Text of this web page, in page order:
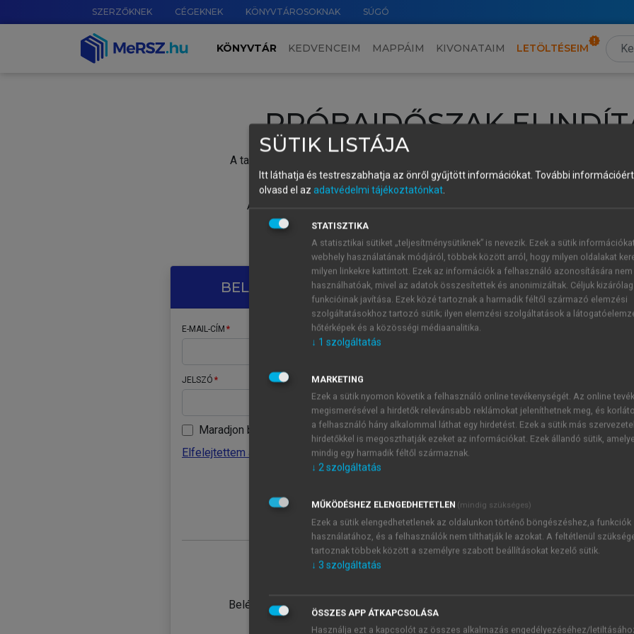
SZERZŐKNEK CÉGEKNEK KÖNYVTÁROSOKNAK SÚGÓ
KÖNYVTÁR KEDVENCEIM MAPPÁIM KIVONATAIM LETÖLTÉSEIM
PRÓBAIDŐSZAK
A tartalom megtekintéséhez lépj be a saját fiókoddal, iskolai azonosítóddal vagy
Új felhasználóként1 óra díjmentes hozzáférésrevagy
A próbaidőszak elindításához,
vagy hozz
A regisztráció után a
BELÉPÉS SAJÁT FIÓKKAL
E-MAIL-CÍM
JELSZÓ
Maradjon belépve
Elfelejtettem a jelszavamat
Belépés intézményi azonosítóval
ÚJ FIÓK
1 óra
JELSZÓ
Kérek értesítést a MeRSZ
Kérek értesítést az
SÜTIK LISTÁJA
Itt láthatja és testreszabhatja az önről gyűjtött információkat. További
olvasd el az adatvédelmi tájékoztatónkat.
STATISZTIKA
A statisztikai sütiket „teljesítménysütiknek” is nevezik. Ezek a sütik
webhely használatának módjáról, többek között arról, hogy milyen oldalakat
milyen linkekre kattintott. Ezek az információk a felhasználó azonosítására nem
használhatóak, mivel az adatok összesítettek és anonimizáltak. Céljuk
funkcióinak javítása. Ezek közé tartoznak a harmadik féltől származó elemzési
szolgáltatásokhoz tartozó sütik; ilyen elemzési szolgáltatások a
hőtérképek és a közösségi médiaanalitika.
↓ 1 szolgáltatás
MARKETING
Ezek a sütik nyomon követik a felhasználó online tevékenységét. Az online
megismerésével a hirdetők relevánsabb reklámokat jeleníthetnek meg, és
a felhasználó hány alkalommal láthat egy hirdetést. Ezek a sütik más
hirdetőkkel is megoszthatják ezeket az információkat. Ezek állandó sütik,
mindig egy harmadik féltől származnak.
↓ 2szolgáltatás
MŰKÖDÉSHEZ ELENGEDHETETLEN (mindig szükséges)
Ezek a sütik elengedhetetlenek az oldalunkon történő böngészéshez,a funkciók
használatához, és a felhasználók nem tilthatják le azokat. A feltétlenül
tartoznak többek között a személyre szabott beállításokat kezelő sütik.
↓ 3 szolgáltatás
ÖSSZES APP ÁTKAPCSOLÁSA
Használja ezt a kapcsolót az összes alkalmazás engedélyezéséhez/